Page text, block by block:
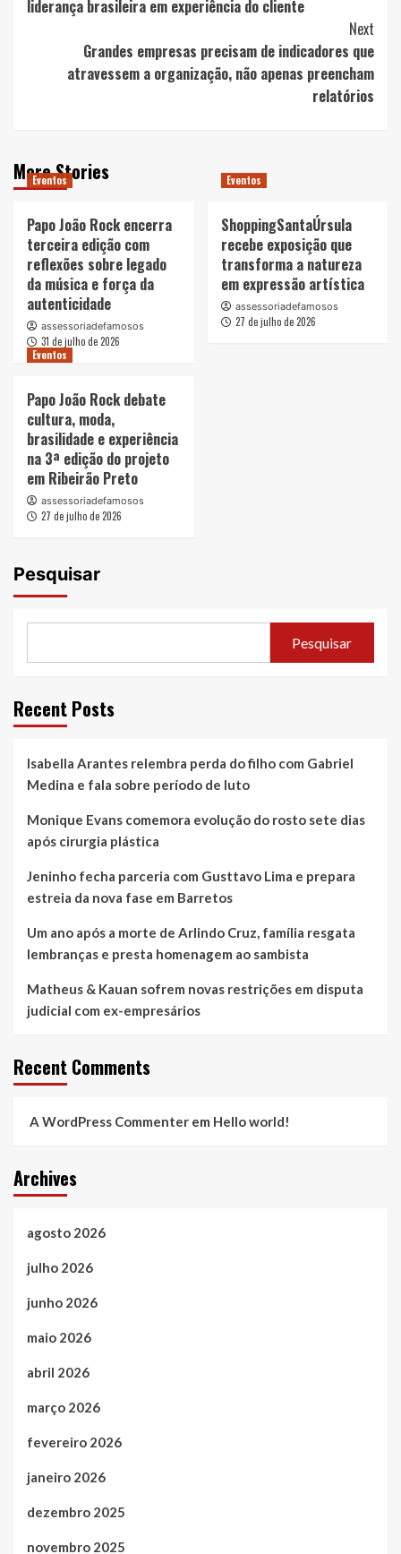
liderança brasileira em experiência do cliente
Next
Grandes empresas precisam de indicadores que
atravessem a organização, não apenas preencham
relatórios
More Stories
Eventos
Papo João Rock encerra
terceira edição com
reflexões sobre legado
da música e força da
autenticidade
assessoriadefamosos
31 de julho de 2026
Eventos
ShoppingSantaÚrsula
recebe exposição que
transforma a natureza
em expressão artística
assessoriadefamosos
27 de julho de 2026
Eventos
Papo João Rock debate
cultura, moda,
brasilidade e experiência
na 3ª edição do projeto
em Ribeirão Preto
assessoriadefamosos
27 de julho de 2026
Pesquisar
Pesquisar
Recent Posts
Isabella Arantes relembra perda do filho com Gabriel
Medina e fala sobre período de luto
Monique Evans comemora evolução do rosto sete dias
após cirurgia plástica
Jeninho fecha parceria com Gusttavo Lima e prepara
estreia da nova fase em Barretos
Um ano após a morte de Arlindo Cruz, família resgata
lembranças e presta homenagem ao sambista
Matheus & Kauan sofrem novas restrições em disputa
judicial com ex-empresários
Recent Comments
A WordPress Commenter em Hello world!
Archives
agosto 2026
julho 2026
junho 2026
maio 2026
abril 2026
março 2026
fevereiro 2026
janeiro 2026
dezembro 2025
novembro 2025